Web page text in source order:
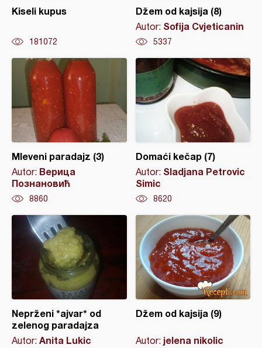
Kiseli kupus
181072
Džem od kajsija (8)
Autor: Sofija Cvjeticanin
5337
Mleveni paradajz (3)
Autor: Верица
Познановић
8860
Domaći kečap (7)
Autor: Sladjana Petrovic
Simic
8620
Neprženi *ajvar* od
zelenog paradajza
Autor: Anita Lukic
Džem od kajsija (9)
Autor: jelena nikolic